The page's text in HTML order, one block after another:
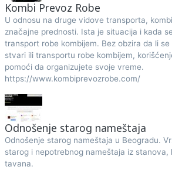
Kombi Prevoz Robe
U odnosu na druge vidove transporta,
značajne prednosti. Ista je situacija i kada
transport robe kombijem. Bez obzira da li
stvari ili transportu robe kombijem,
pomoći da organizujete svoje vreme.
https://www.kombiprevozrobe.com/
Odnošenje starog nameštaja
Odnošenje starog nameštaja u Beogradu.
starog i nepotrebnog nameštaja iz stanova,
tavana.